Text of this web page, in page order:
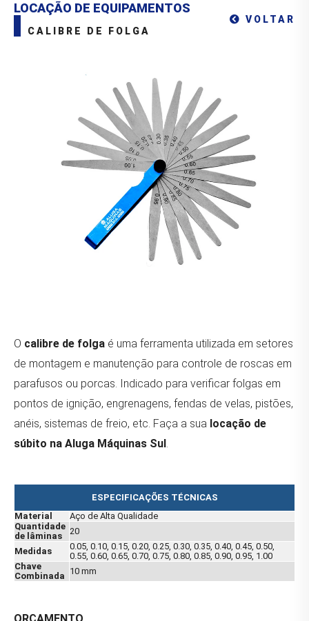
LOCAÇÃO DE EQUIPAMENTOS
VOLTAR
CALIBRE DE FOLGA
O calibre de folga é uma ferramenta utilizada em setores
de montagem e manutenção para controle de roscas em
parafusos ou porcas. Indicado para verificar folgas em
pontos de ignição, engrenagens, fendas de velas, pistões,
anéis, sistemas de freio, etc. Faça a sua locação de
súbito na Aluga Máquinas Sul.
ESPECIFICAÇÕES TÉCNICAS
Material
Aço de Alta Qualidade
Quantidade
de lâminas
20
Medidas
0.05, 0.10, 0.15, 0.20, 0.25, 0.30, 0.35, 0.40, 0.45, 0.50,
0.55, 0.60, 0.65, 0.70, 0.75, 0.80, 0.85, 0.90, 0.95, 1.00
Chave
Combinada 10 mm